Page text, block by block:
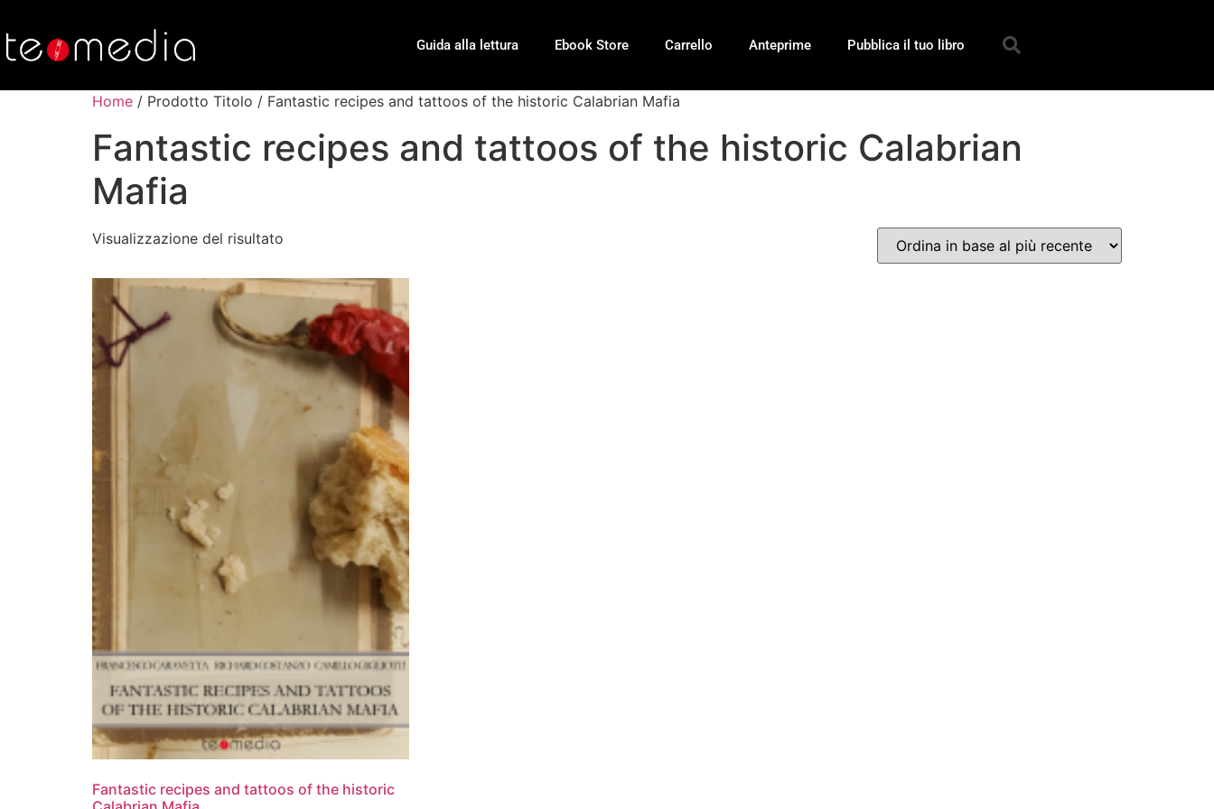
Guida alla lettura Ebook Store Carrello Anteprime Pubblica il tuo libro
Home / Prodotto Titolo / Fantastic recipes and tattoos of the historic Calabrian Mafia
Fantastic recipes and tattoos of the historic Calabrian
Mafia
Visualizzazione del risultato
Fantastic recipes and tattoos of the historic